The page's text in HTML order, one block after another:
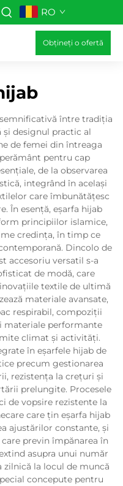
RO
Obțineți o ofertă
între tradiția
și designul practic al
de femei din întreaga
pentru cap
de la observarea
integrând în același
care îmbunătățesc
În esență, eșarfa hijab
principiilor islamice,
credința, în timp ce
Dincolo de
accesoriu versatil s-a
de modă, care
textile de ultimă
materiale avansate,
respirabil, compoziții
materiale performante
climat și activități.
în eșarfele hijab de
precum gestionarea
rezistența la crețuri și
prelungite. Procesele
de vopsire rezistente la
care țin eșarfa hijab
ajustărilor constante, și
previn împănarea în
asupra unui număr
zilnică la locul de muncă
concepute pentru